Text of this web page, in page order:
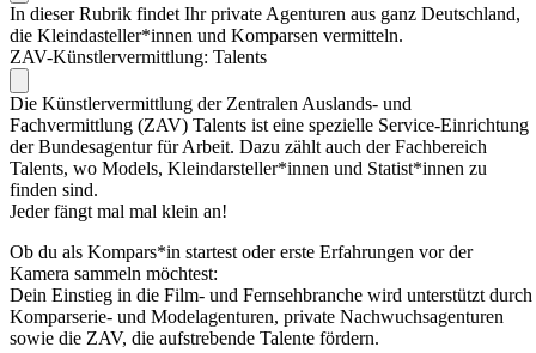
In dieser Rubrik findet Ihr private Agenturen aus ganz Deutschland,
die Kleindasteller*innen und Komparsen vermitteln.
ZAV-Künstlervermittlung: Talents
Die Künstlervermittlung der Zentralen Auslands- und
Fachvermittlung (ZAV) Talents ist eine spezielle Service-Einrichtung
der Bundesagentur für Arbeit. Dazu zählt auch der Fachbereich
Talents, wo Models, Kleindarsteller*innen und Statist*innen zu
finden sind.
Jeder fängt mal mal klein an!
Ob du als Kompars*in startest oder erste Erfahrungen vor der
Kamera sammeln möchtest:
Dein Einstieg in die Film- und Fernsehbranche wird unterstützt durch
Komparserie- und Modelagenturen, private Nachwuchsagenturen
sowie die ZAV, die aufstrebende Talente fördern.